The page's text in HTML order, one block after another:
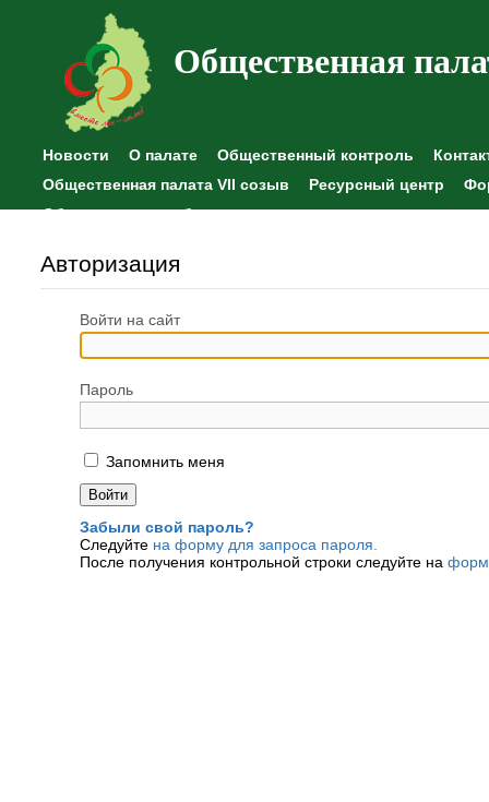
Общественная
Новости О палате Общественный контроль
Общественная палата VII созыв
Ресурсный центр
Общественные наблюдения
Авторизация
Войти на сайт
Пароль
Запомнить меня
Забыли свой пароль?
Следуйте на форму для запроса пароля.
После получения контрольной строки следуйте на